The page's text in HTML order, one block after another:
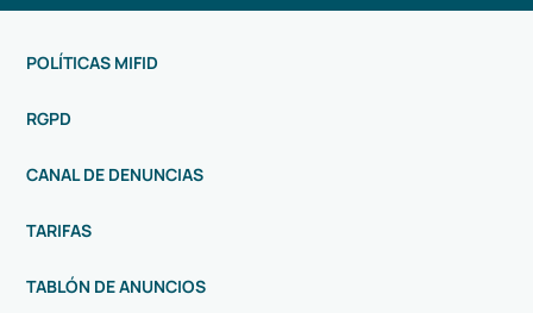
POLÍTICAS MIFID
RGPD
CANAL DE DENUNCIAS
TARIFAS
TABLÓN DE ANUNCIOS